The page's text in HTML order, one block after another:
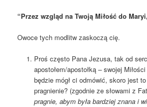
“Przez wzgląd na Twoją Miłość do
Owoce tych modlitw zaskoczą cię.
Proś często Pana Jezusa, tak od
apostołem/apostołką – swojej
będzie mógł ci odmówić, skoro jest
pragnienie? (zgodnie ze słowami z
pragnie, abym była bardziej znana i